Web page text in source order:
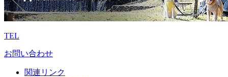
TEL
お問い合わせ
関連リンク